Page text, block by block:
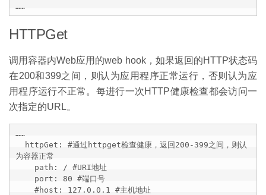
……
HTTPGet
调用容器内Web应用的web hook，如果返回的HTTP状态码
在200和399之间，则认为应用程序正常运行，否则认为应
用程序运行不正常。每进行一次HTTP健康检查都会访问一
次指定的URL。
……
httpGet: #通过httpget检查健康，返回200-399之间，则认
为容器正常
path: / #URI地址
port: 80 #端口号
#host: 127.0.0.1 #主机地址